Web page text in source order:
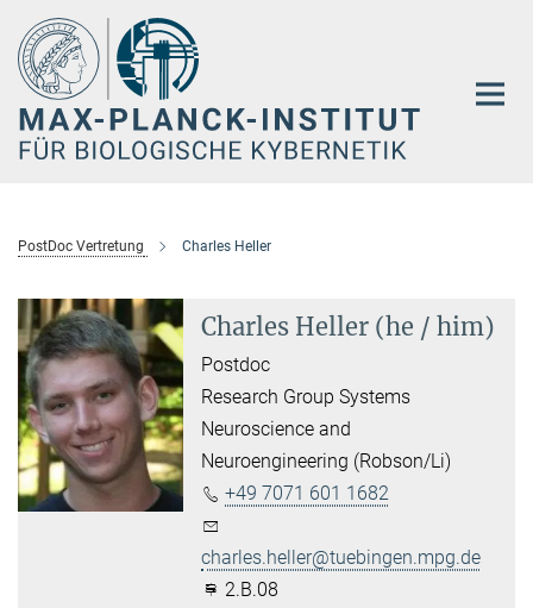
Hauptinhalt
PostDoc Vertretung Charles Heller
Charles Heller (he / him)
Postdoc
Research Group Systems
Neuroscience and
Neuroengineering (Robson/Li)
+49 7071 601 1682
charles.heller@tuebingen.mpg.de
2.B.08